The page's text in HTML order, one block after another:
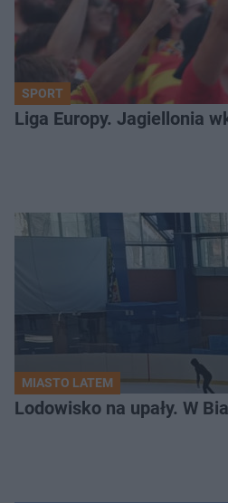
SPORT
Liga Europy. Jagiellonia
MIASTO LATEM
Lodowisko na upały. W